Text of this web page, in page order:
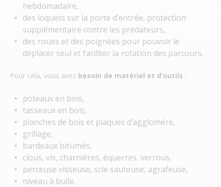
hebdomadaire,
des loquets sur la porte d’entrée, protection
supplémentaire contre les prédateurs,
des roues et des poignées pour pouvoir le
déplacer seul et faciliter la rotation des parcours.
Pour cela, vous avez besoin de matériel et d’outils :
poteaux en bois,
tasseaux en bois,
planches de bois et plaques d’aggloméré,
grillage,
bardeaux bitumés,
clous, vis, charnières, équerres, verrous,
perceuse visseuse, scie sauteuse, agrafeuse,
niveau à bulle.